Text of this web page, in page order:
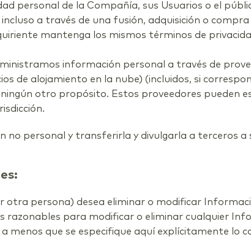
personal de la Compañía, sus Usuarios o el
a través de una fusión, adquisición o
mantenga los mismos términos de
información personal a través de
de alojamiento en la nube) (incluidos, si
otro propósito. Estos proveedores pueden
personal y transferirla y divulgarla a terceros a
otra persona) desea eliminar o modificar
para modificar o eliminar cualquier
menos que se especifique aquí explícitamente lo